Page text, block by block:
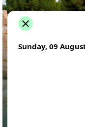
Sunday, 09